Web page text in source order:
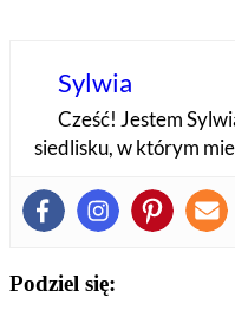
Sylwia
Cześć! Jestem
siedlisku, w którym
Podziel się: